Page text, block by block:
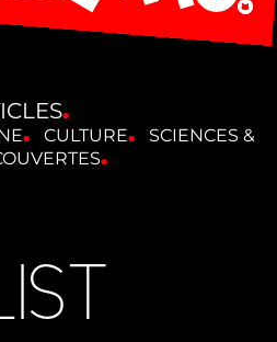
CULTURE
SCIENCES &